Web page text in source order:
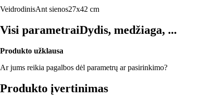
VeidrodinisAnt sienos27x42 cm
Visi parametraiDydis, medžiaga, ...
Produkto užklausa
Ar jums reikia pagalbos dėl parametrų ar pasirinkimo?
Produkto įvertinimas